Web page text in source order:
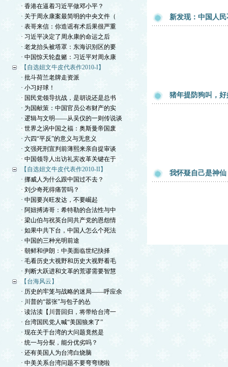
· 香港在逼着习近平做邓小平？
· 关于周永康案最简明的中央文件（
· 表哥来信：你造谣有术后果很严重
· 习近平决定了周永康的命运之后
· 老龙抬头被塔罩：东海识别区的要
· 中国惊天轮盘赌：习近平对周永康
【自选妞文牛皮代表作2010-I】
· 批斗荷兰老牌走资派
· 小习好球！
· 国民党领导抗战，是胡说还是总书
· 为国献策：中国官员公布财产的实
· 逻辑与文明——从吴仪的一则传说谈
· 世界之涡中国之福：奥斯曼帝国废
· 六四“平反”的意义与无意义
· 文强死刑宣判前薄熙来亲自提审谈
· 中国领导人出访礼宾改革关键在于
【自选妞文牛皮代表作2010-II】
· 挪威人为什么跟中国过不去？
· 刘少奇死得痛苦吗？
· 中国要兴旺发达，不要崛起
· 阿妞搏涛哥：希特勒的合法性与中
· 梁山伯与祝英台同共产党的恩怨情
· 如果中共下台，中国人怎么个死法
· 中国的三种光明前途
· 朝鲜和伊朗：中美面临世纪抉择
· 毛看历史大视野和历史大视野看毛
· 判断大跃进和文革的荒谬需要智慧
【台海风云】
· 历史的牢笼与战略的迷局——呼应余
· 川普的“嚣张”与包子的怂
· 读沽渎【川普回归，将带给台湾一
· 台湾国民党人喊“美国狼来了”
· 现在关于台湾的大问题竟然是
· 统一与分裂，能分优劣吗？
· 还有美国人为台湾白烧脑
· 中美关系台湾问题不要弯弯绕啦
新发现：中国人
猪年提防狗叫，
我怀疑自己是神